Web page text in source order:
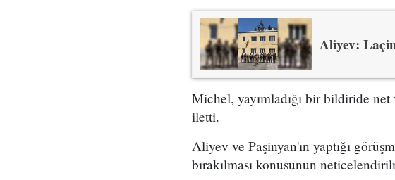
Aliyev:
Michel, yayımladığı bir bildiride
iletti.
Aliyev ve Paşinyan'ın yaptığı
bırakılması konusunun